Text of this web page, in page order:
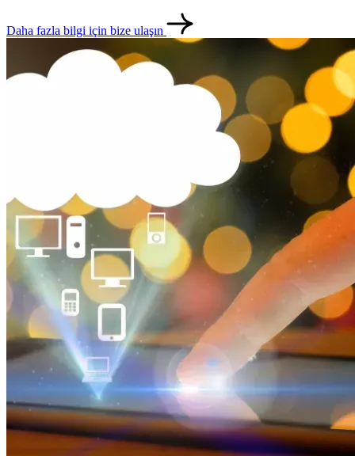
Daha fazla bilgi için bize ulaşın